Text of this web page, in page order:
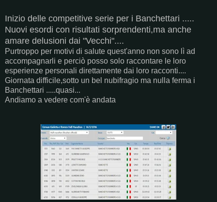
Inizio delle competitive serie per i Banchettari .....
Nuovi esordi con risultati sorprendenti,ma anche
amare delusioni dai "Vecchi"....
Purtroppo per motivi di salute quest'anno non sono lì ad
accompagnarli e perciò posso solo raccontare le loro
esperienze personali direttamente dai loro racconti....
Giornata difficile,sotto un bel nubifragio ma nulla ferma i
Banchettari .....quasi...
Andiamo a vedere com'è andata